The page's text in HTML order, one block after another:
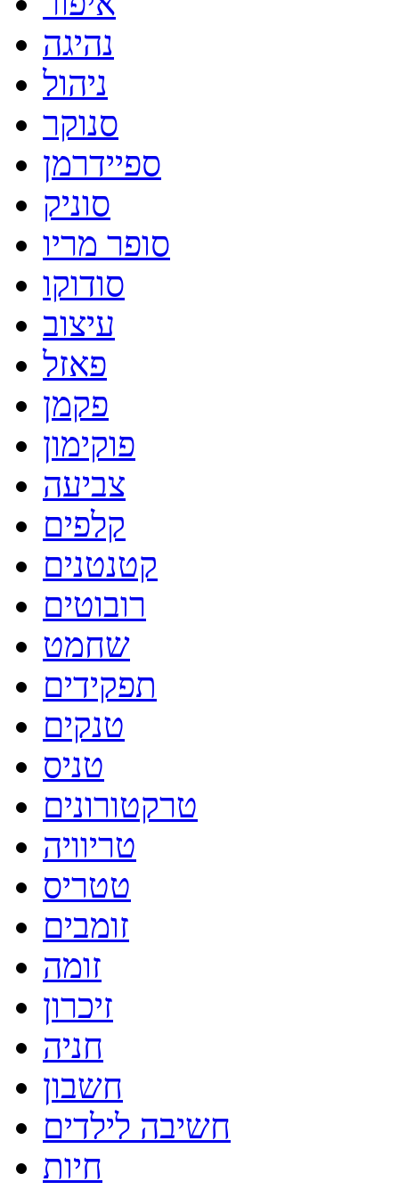
נהיגה
ניהול
סנוקר
ספיידרמן
סוניק
סופר מריו
סודוקו
עיצוב
פאזל
פקמן
פוקימון
צביעה
קלפים
קטנטנים
רובוטים
שחמט
תפקידים
טנקים
טניס
טרקטורונים
טריוויה
טטריס
זומבים
זומה
זיכרון
חניה
חשבון
חשיבה לילדים
חיות